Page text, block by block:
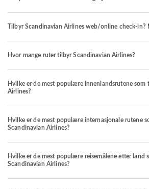
Tilbyr Scandinavian Airlines web/online check-in?
Hvor mange ruter tilbyr Scandinavian Airlines?
Hvilke er de mest populære innenlandsrutene som
Airlines?
Hvilke er de mest populære internasjonale rutene
Scandinavian Airlines?
Hvilke er de mest populære reisemålene etter land
Scandinavian Airlines?